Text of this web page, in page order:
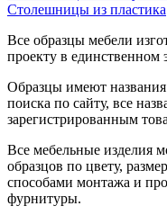
Столешницы из пластика
Все образцы мебели
проекту в единственном
Образцы имеют названия
поиска по сайту, все
зарегистрированным
Все мебельные изделия
образцов по цвету,
способами монтажа и
фурнитуры.